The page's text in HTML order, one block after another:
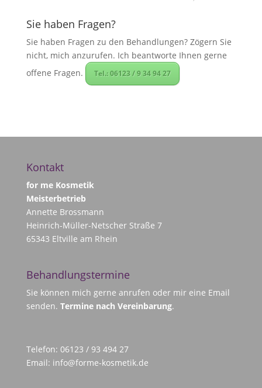
Sie haben Fragen?
Sie haben Fragen zu den Behandlungen? Zögern Sie
nicht, mich anzurufen. Ich beantworte Ihnen gerne
offene Fragen.
Tel.: 06123 / 9 34 94 27
Kontakt
for me Kosmetik
Meisterbetrieb
Annette Brossmann
Heinrich-Müller-Netscher Straße 7
65343 Eltville am Rhein
Behandlungstermine
Sie können mich gerne anrufen oder mir eine Email
senden. Termine nach Vereinbarung.
Telefon: 06123 / 93 494 27
Email: info@forme-kosmetik.de